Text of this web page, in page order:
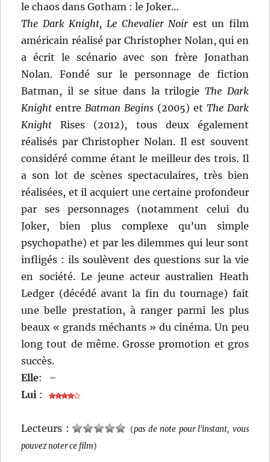
le chaos dans Gotham : le Joker…
The Dark Knight, Le Chevalier Noir est un film
américain réalisé par Christopher Nolan, qui en
a écrit le scénario avec son frère Jonathan
Nolan. Fondé sur le personnage de fiction
Batman, il se situe dans la trilogieThe Dark
Knight entreBatman Begins (2005) et The Dark
Knight Rises (2012), tous deux également
réalisés par Christopher Nolan. Il est souvent
considéré comme étant le meilleur des trois. Il
a son lot de scènes spectaculaires, très bien
réalisées, et il acquiert une certaine profondeur
par ses personnages (notamment celui du
Joker, bien plus complexe qu’un simple
psychopathe) et par les dilemmes qui leur sont
infligés : ils soulèvent des questions sur la vie
en société. Le jeune acteur australien Heath
Ledger (décédé avant la fin du tournage) fait
une belle prestation, à ranger parmi les plus
beaux « grands méchants » du cinéma. Un peu
long tout de même. Grosse promotion et gros
succès.
Elle:
–
Lui :
Lecteurs : (pas de note pour l'instant, vous
pouvez noter ce film)